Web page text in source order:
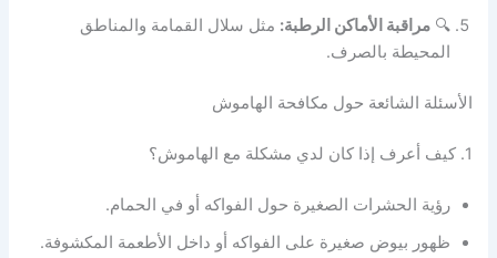
🔍مراقبة الأماكن الرطبة: مثل سلال القمامة والمناطق
المحيطة بالصرف.
الأسئلة الشائعة حول مكافحة الهاموش
1. كيف أعرف إذا كان لدي مشكلة مع الهاموش؟
رؤية الحشرات الصغيرة حول الفواكه أو في الحمام.
ظهور بيوض صغيرة على الفواكه أو داخل الأطعمة المكشوفة.